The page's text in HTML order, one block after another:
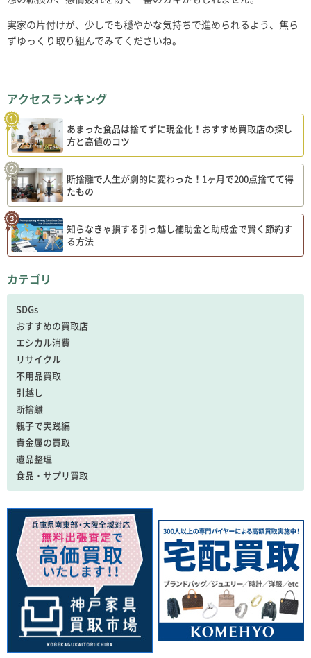
実家の片付けが、少しでも穏やかな気持ちで進められるよう、焦ら
ずゆっくり取り組んでみてくださいね。
アクセスランキング
あまった食品は捨てずに現金化！おすすめ買取店の探し
方と高値のコツ
断捨離で人生が劇的に変わった！1ヶ月で200点捨てて得
たもの
知らなきゃ損する引っ越し補助金と助成金で賢く節約す
る方法
カテゴリ
SDGs
おすすめの買取店
エシカル消費
リサイクル
不用品買取
引越し
断捨離
親子で実践編
貴金属の買取
遺品整理
食品・サプリ買取